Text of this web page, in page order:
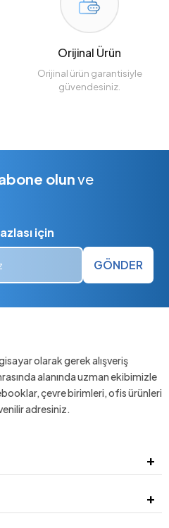
Orijinal Ürün
Orijinal ürün garantisiyle
güvendesiniz.
olunve
için
GÖNDER
olarak gerek alışveriş
alanında uzman ekibimizle
çevre birimleri, ofis ürünleri
adresiniz.